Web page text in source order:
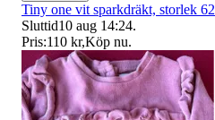
Tiny one vit sparkdräkt, storlek 62
Sluttid10 aug 14:24.
Pris:110 kr,Köp nu.